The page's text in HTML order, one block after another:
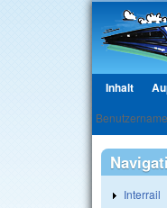
Inhalt
Benutzername
Interrail